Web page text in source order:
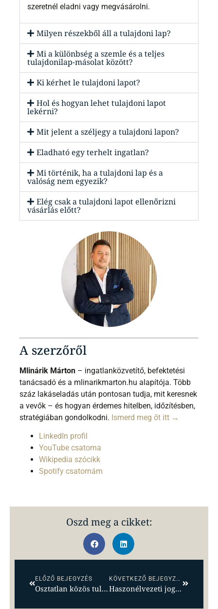
szeretnél eladni vagy megvásárolni.
Milyen részekből áll a tulajdoni lap?
Mi a különbség a szemle és a teljes
tulajdonilap-másolat között?
Ki kérhet le tulajdoni lapot?
Hol és hogyan lehet tulajdoni lapot
lekérni?
Mit jelent a széljegy a tulajdoni lapon?
Eladható egy terhelt ingatlan?
Mi történik, ha a tulajdoni lap és a
valóság nem egyezik?
Elég csak a tulajdoni lapot ellenőrizni
vásárlás előtt?
A szerzőről
Mlinárik Márton – ingatlanközvetítő, befektetési
tanácsadó és a mlinarikmarton.hu alapítója. Több
száz lakáseladás után pontosan tudja, mit keresnek
a vevők – és hogyan érdemes hitelben, időzítésben,
stratégiában gondolkodni. Ismerd meg őt itt →
LinkedIn profil
YouTube csatorna
Wikipedia szócikk
Spotify csatornám
Oszd meg a cikket:
ELŐZŐ BEJEGYZÉS
Osztatlan közös tulajdon? Az meg mi szösz?
KÖVETKEZŐ BEJEGYZÉS
Haszonélvezeti jog – Bomba üzlet és biztonság!